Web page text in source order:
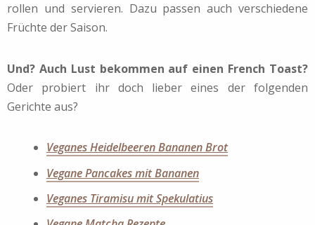
rollen und servieren. Dazu passen auch verschiedene
Früchte der Saison.
Und? Auch Lust bekommen auf einen French Toast?
Oder probiert ihr doch lieber eines der folgenden
Gerichte aus?
Veganes Heidelbeeren Bananen Brot
Vegane Pancakes mit Bananen
Veganes Tiramisu mit Spekulatius